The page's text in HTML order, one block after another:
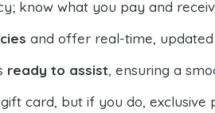
know what you pay and
and offer real-time, updated
ready to assist, ensuring a
card, but if you do, exclusive